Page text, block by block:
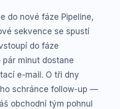
do nové fáze Pipeline,
sekvence se spustí
do fáze
pár minut dostane
e-mail. O tři dny
schránce follow-up —
obchodní tým pohnul